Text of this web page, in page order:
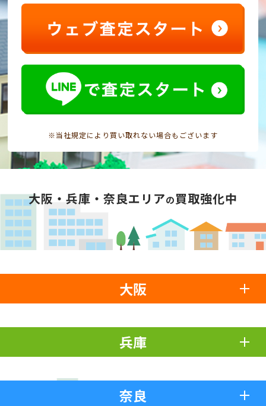
※当社規定により買い取れない場合もございます
大阪・兵庫・奈良エリアの買取強化中
大阪
兵庫
奈良